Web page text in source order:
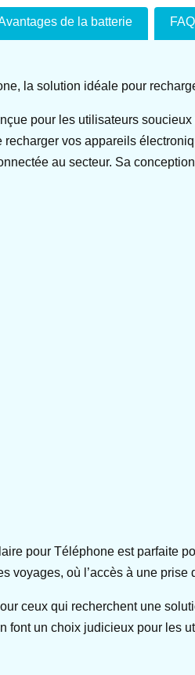
de la batterie
la solution idéale pour
pour les utilisateurs
vos appareils
au secteur. Sa
pour Téléphone est parfaite
voyages, où l’accès à une prise
ceux qui recherchent une
font un choix judicieux pour les